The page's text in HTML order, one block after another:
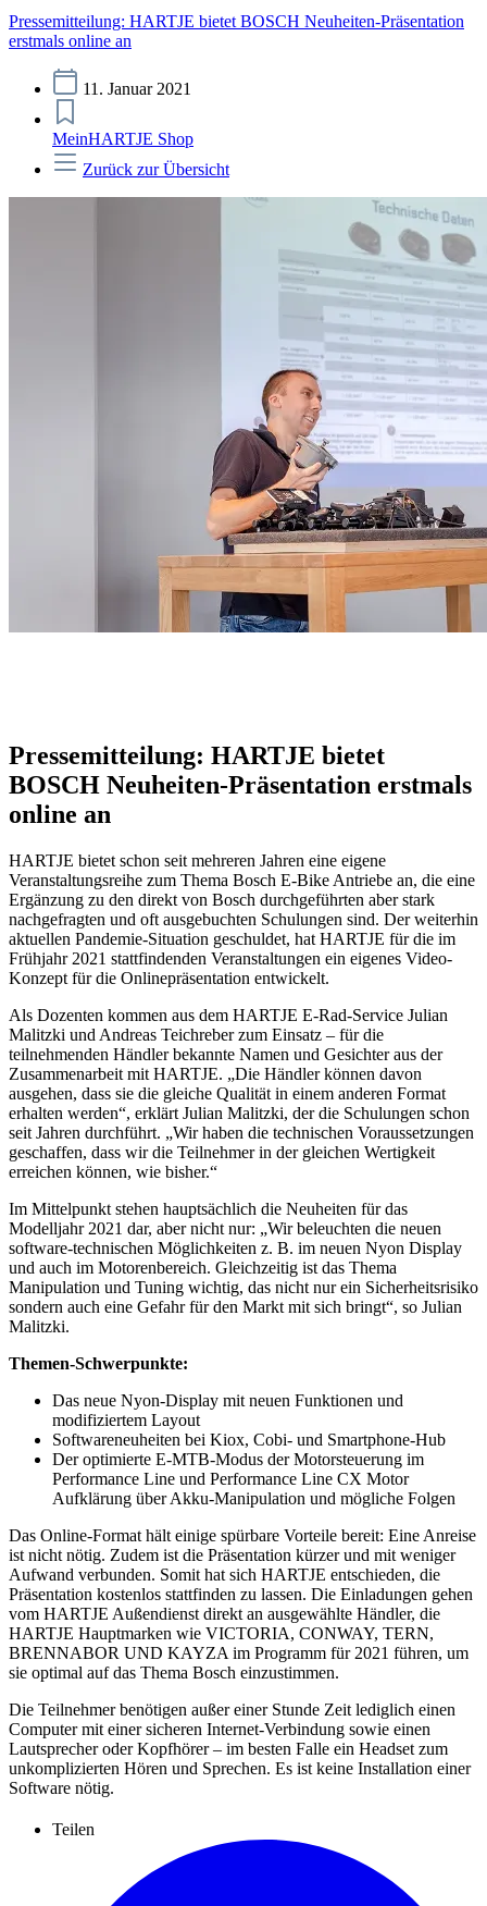
Pressemitteilung: HARTJE bietet BOSCH Neuheiten-Präsentation
erstmals online an
11. Januar 2021
MeinHARTJE Shop
Zurück zur Übersicht
Pressemitteilung: HARTJE bietet
BOSCH Neuheiten-Präsentation erstmals
online an
HARTJE bietet schon seit mehreren Jahren eine eigene
Veranstaltungsreihe zum Thema Bosch E-Bike Antriebe an, die eine
Ergänzung zu den direkt von Bosch durchgeführten aber stark
nachgefragten und oft ausgebuchten Schulungen sind. Der weiterhin
aktuellen Pandemie-Situation geschuldet, hat HARTJE für die im
Frühjahr 2021 stattfindenden Veranstaltungen ein eigenes Video-
Konzept für die Onlinepräsentation entwickelt.
Als Dozenten kommen aus dem HARTJE E-Rad-Service Julian
Malitzki und Andreas Teichreber zum Einsatz – für die
teilnehmenden Händler bekannte Namen und Gesichter aus der
Zusammenarbeit mit HARTJE. „Die Händler können davon
ausgehen, dass sie die gleiche Qualität in einem anderen Format
erhalten werden“, erklärt Julian Malitzki, der die Schulungen schon
seit Jahren durchführt. „Wir haben die technischen Voraussetzungen
geschaffen, dass wir die Teilnehmer in der gleichen Wertigkeit
erreichen können, wie bisher.“
Im Mittelpunkt stehen hauptsächlich die Neuheiten für das
Modelljahr 2021 dar, aber nicht nur: „Wir beleuchten die neuen
software-technischen Möglichkeiten z. B. im neuen Nyon Display
und auch im Motorenbereich. Gleichzeitig ist das Thema
Manipulation und Tuning wichtig, das nicht nur ein Sicherheitsrisiko
sondern auch eine Gefahr für den Markt mit sich bringt“, so Julian
Malitzki.
Themen-Schwerpunkte:
Das neue Nyon-Display mit neuen Funktionen und
modifiziertem Layout
Softwareneuheiten bei Kiox, Cobi- und Smartphone-Hub
Der optimierte E-MTB-Modus der Motorsteuerung im
Performance Line und Performance Line CX Motor
Aufklärung über Akku-Manipulation und mögliche Folgen
Das Online-Format hält einige spürbare Vorteile bereit: Eine Anreise
ist nicht nötig. Zudem ist die Präsentation kürzer und mit weniger
Aufwand verbunden. Somit hat sich HARTJE entschieden, die
Präsentation kostenlos stattfinden zu lassen. Die Einladungen gehen
vom HARTJE Außendienst direkt an ausgewählte Händler, die
HARTJE Hauptmarken wie VICTORIA, CONWAY, TERN,
BRENNABOR UND KAYZA im Programm für 2021 führen, um
sie optimal auf das Thema Bosch einzustimmen.
Die Teilnehmer benötigen außer einer Stunde Zeit lediglich einen
Computer mit einer sicheren Internet-Verbindung sowie einen
Lautsprecher oder Kopfhörer – im besten Falle ein Headset zum
unkomplizierten Hören und Sprechen. Es ist keine Installation einer
Software nötig.
Teilen